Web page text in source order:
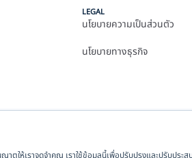
ตให้เราจดจำคุณ เราใช้ข้อมูลนี้เพื่อปรับปรุงและปรับประ
LEGAL
นโยบายความเป็นส่วนตัว
นโยบายทางธุรกิจ